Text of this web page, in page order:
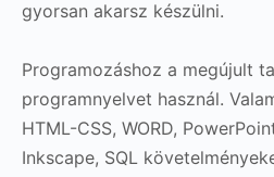
gyorsan akarsz készülni.
Programozáshoz a megújult
programnyelvet használ.
HTML-CSS, WORD,
Inkscape, SQL